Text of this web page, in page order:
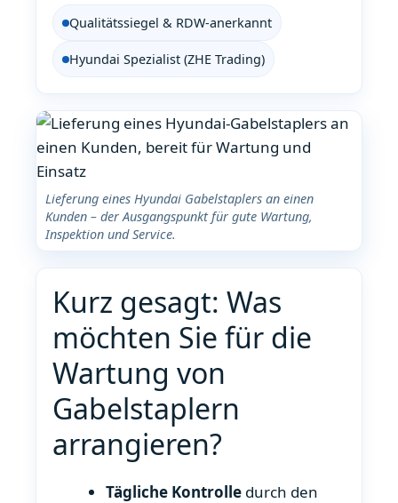
Qualitätssiegel & RDW-anerkannt
Hyundai Spezialist (ZHE Trading)
Lieferung eines Hyundai Gabelstaplers an einen
Kunden – der Ausgangspunkt für gute Wartung,
Inspektion und Service.
Kurz gesagt: Was
möchten Sie für die
Wartung von
Gabelstaplern
arrangieren?
Tägliche Kontrolle durch den